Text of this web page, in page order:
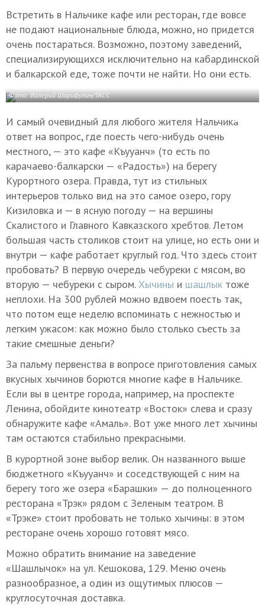
Встретить в Нальчике кафе или ресторан, где вовсе
не подают национальные блюда, можно, но придется
очень постараться. Возможно, поэтому заведений,
специализирующихся исключительно на кабардинской
и балкарской еде, тоже почти не найти. Но они есть.
Фото: Валерий Шарифулин/ТАСС
И самый очевидный для любого жителя Нальчика
ответ на вопрос, где поесть чего-нибудь очень
местного, — это кафе «Къууанч» (то есть по
карачаево-балкарски — «Радость») на берегу
Курортного озера. Правда, тут из стильных
интерьеров только вид на это самое озеро, гору
Кизиловка и — в ясную погоду — на вершины
Скалистого и Главного Кавказского хребтов. Летом
большая часть столиков стоит на улице, но есть они и
внутри — кафе работает круглый год. Что здесь стоит
пробовать? В первую очередь чебуреки с мясом, во
вторую — чебуреки с сыром. Хычины и шашлык тоже
неплохи. На 300 рублей можно вдвоем поесть так,
что потом еще неделю вспоминать с нежностью и
легким ужасом: как можно было столько съесть за
такие смешные деньги?
За пальму первенства в вопросе приготовления самых
вкусных хычинов борются многие кафе в Нальчике.
Если вы в центре города, например, на проспекте
Ленина, обойдите кинотеатр «Восток» слева и сразу
обнаружите кафе «Амаль». Вот уже много лет хычины
там остаются стабильно прекрасными.
В курортной зоне выбор велик. Он названного выше
бюджетного «Къууанч» и соседствующей с ним на
берегу того же озера «Барашки» — до полноценного
ресторана «Трэк» рядом с Зеленым театром. В
«Трэке» стоит пробовать не только хычины: в этом
ресторане очень хорошо готовят мясо.
Можно обратить внимание на заведение
«Шашлычок» на ул. Кешокова, 129. Меню очень
разнообразное, а один из ощутимых плюсов —
круглосуточная доставка.